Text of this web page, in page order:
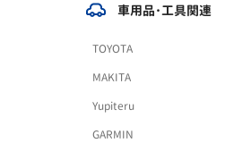
車用品･工具関連
TOYOTA
MAKITA
Yupiteru
GARMIN